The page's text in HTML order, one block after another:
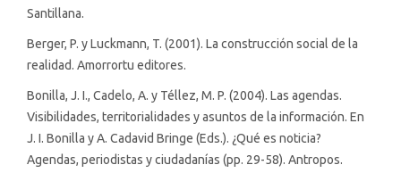
Santillana.
Berger, P. y Luckmann, T. (2001). La construcción social de la
realidad. Amorrortu editores.
Bonilla, J. I., Cadelo, A. y Téllez, M. P. (2004). Las agendas.
Visibilidades, territorialidades y asuntos de la información. En
J. I. Bonilla y A. Cadavid Bringe (Eds.). ¿Qué es noticia?
Agendas, periodistas y ciudadanías (pp. 29-58). Antropos.